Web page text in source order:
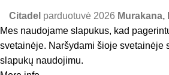
Citadel parduotuvė 2026 Murakana,
Mes naudojame slapukus, kad
svetainėje. Naršydami šioje svetainėje
slapukų naudojimu.